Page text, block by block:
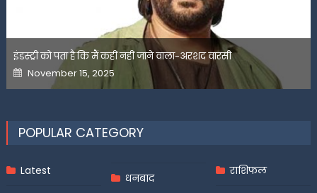
इंडस्ट्री को पता है कि मैं कहीं नहीं जाने वाला-अरशद वारसी
Posted
on
November 15, 2025
POPULAR CATEGORY
Latest
धनबाद
राशिफल